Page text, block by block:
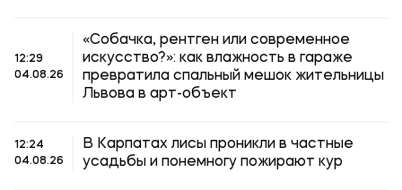
12:29
04.08.26
«Собачка, рентген или современное
искусство?»: как влажность в гараже
превратила спальный мешок жительницы
Львова в арт-объект
12:24
04.08.26
В Карпатах лисы проникли в частные
усадьбы и понемногу пожирают кур